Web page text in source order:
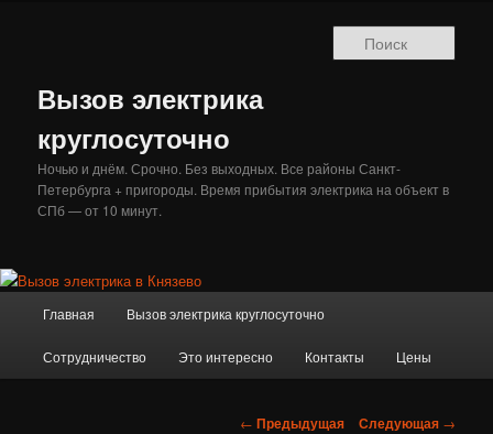
Вызов электрика
круглосуточно
Ночью и днём. Срочно. Без выходных. Все районы Санкт-
Петербурга + пригороды. Время прибытия электрика на объект в
СПб — от 10 минут.
Главная Вызов электрика круглосуточно
Сотрудничество Это интересно Контакты Цены
Навигация
← Предыдущая Следующая →